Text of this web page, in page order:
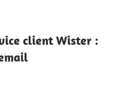
client Wister :